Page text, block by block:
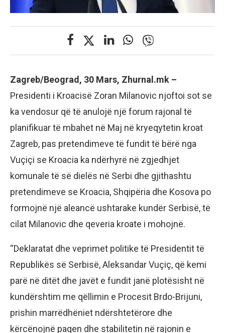
Zagreb/Beograd, 30 Mars, Zhurnal.mk –
Presidenti i Kroacisë Zoran Milanovic njoftoi sot se
ka vendosur që të anulojë një forum rajonal të
planifikuar të mbahet në Maj në kryeqytetin kroat
Zagreb, pas pretendimeve të fundit të bërë nga
Vuçiçi se Kroacia ka ndërhyrë në zgjedhjet
komunale të së dielës në Serbi dhe gjithashtu
pretendimeve se Kroacia, Shqipëria dhe Kosova po
formojnë një aleancë ushtarake kundër Serbisë, të
cilat Milanovic dhe qeveria kroate i mohojnë.
“Deklaratat dhe veprimet politike të Presidentit të
Republikës së Serbisë, Aleksandar Vuçiç, që kemi
parë në ditët dhe javët e fundit janë plotësisht në
kundërshtim me qëllimin e Procesit Brdo-Brijuni,
prishin marrëdhëniet ndërshtetërore dhe
kërcënojnë paqen dhe stabilitetin në rajonin e